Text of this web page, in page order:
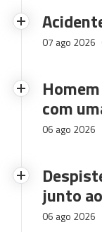
07 ago 2026
com
06 ago 2026
junto
06 ago 2026